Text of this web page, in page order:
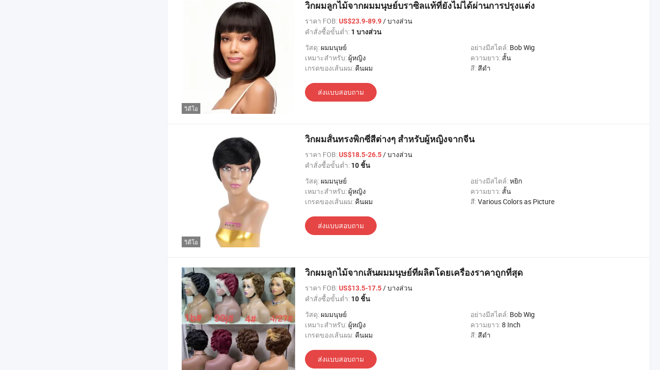
วิดีโอ
วิกผมลูกไม้จากผมมนุษย์บราซิลแท้ที่ยังไม่ได้ผ่านการปรุงแต่ง
ราคา FOB:US$23.9-89.9/ บางส่วน
คำสั่งซื้อขั้นต่ำ: 1 บางส่วน
วัสดุ: ผมมนุษย์ อย่างมีสไตล์: Bob Wig
เหมาะสำหรับ: ผู้หญิง ความยาว: สั้น
เกรดของเส้นผม: คืนผม สี: สีดำ
ส่งแบบสอบถาม
วิดีโอ
วิกผมสั้นทรงพิกซี่สีต่างๆ สำหรับผู้หญิงจากจีน
ราคา FOB:US$18.5-26.5/ บางส่วน
คำสั่งซื้อขั้นต่ำ: 10 ชิ้น
วัสดุ: ผมมนุษย์ อย่างมีสไตล์:หยิก
เหมาะสำหรับ: ผู้หญิง ความยาว: สั้น
เกรดของเส้นผม: คืนผม สี:Various Colors as Picture
ส่งแบบสอบถาม
วิกผมลูกไม้จากเส้นผมมนุษย์ที่ผลิตโดยเครื่องราคาถูกที่สุด
ราคา FOB:US$13.5-17.5/ บางส่วน
คำสั่งซื้อขั้นต่ำ: 10 ชิ้น
วัสดุ: ผมมนุษย์ อย่างมีสไตล์: Bob Wig
เหมาะสำหรับ: ผู้หญิง ความยาว:8 Inch
เกรดของเส้นผม: คืนผม สี: สีดำ
ส่งแบบสอบถาม